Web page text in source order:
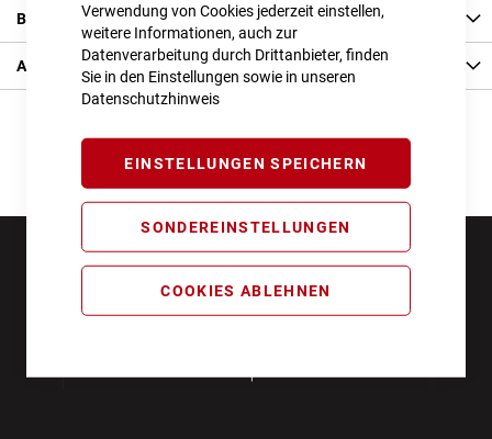
Verwendung von Cookies jederzeit einstellen,
weitere Informationen, auch zur
Datenverarbeitung durch Drittanbieter, finden
Sie in den Einstellungen sowie in unseren
Datenschutzhinweis
EINSTELLUNGEN SPEICHERN
SONDEREINSTELLUNGEN
COOKIES ABLEHNEN
Bewertungen
Angaben zur Produktsicherheit